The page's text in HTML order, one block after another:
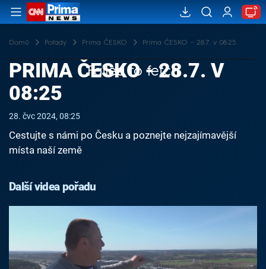
Domů Pořady Prima ČESKO Prima ČESKO - 28.7. v 08:25
Failed to fetch
PRIMA ČESKO - 28.7. V
08:25
28. čvc 2024, 08:25
Cestujte s námi po Česku a poznejte nejzajímavější
místa naší země
Další videa pořadu